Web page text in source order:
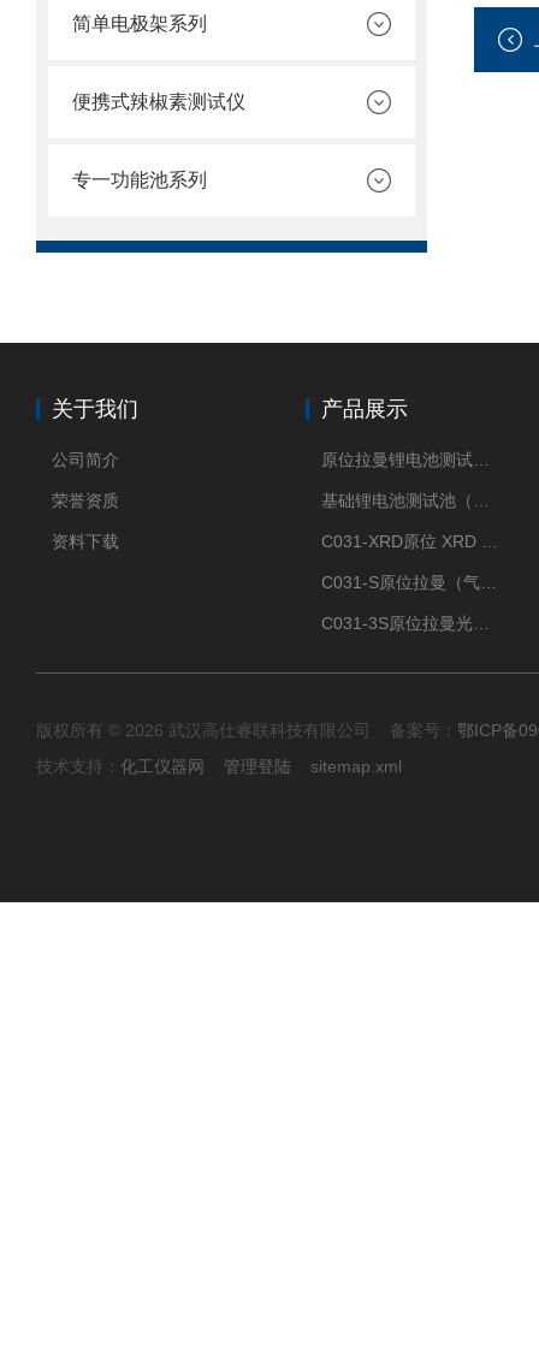
简单电极架系列
便携式辣椒素测试仪
专一功能池系列
关于我们
公司简介
荣誉资质
资料下载
产品展示
版权所有 © 2026 武汉高仕睿联科技有限公司 备案号： 鄂ICP备
技术支持： 化工仪器网 管理登陆 sitemap.xml